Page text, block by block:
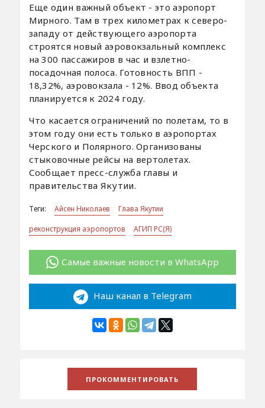
Еще один важный объект - это аэропорт
Мирного. Там в трех километрах к северо-
западу от действующего аэропорта
строятся новый аэровокзальный комплекс
на 300 пассажиров в час и взлетно-
посадочная полоса. Готовность ВПП -
18,32%, аэровокзала - 12%. Ввод объекта
планируется к 2024 году.
Что касается ограничений по полетам, то в
этом году они есть только в аэропортах
Черского и Полярного. Организованы
стыковочные рейсы на вертолетах.
Сообщает пресс-служба главы и
правительства Якутии.
Теги: Айсен Николаев
Глава Якутии
реконструкция аэропортов
АГИП РС(Я)
Самые важные новости в WhatsApp
Наш канал в Telegram